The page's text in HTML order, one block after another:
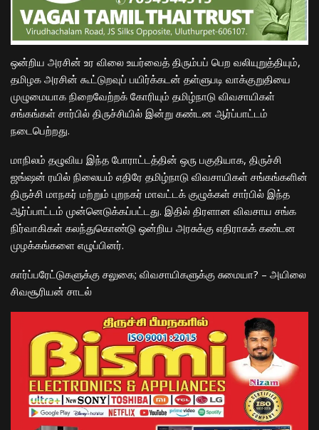
ஒன்றிய அரசின் உர விலை உயர்வைத் திரும்பப் பெற வலியுறுத்தியும்,
தமிழக அரசின் கூட்டுறவுப் பயிர்க்கடன் தள்ளுபடி வாக்குறுதியை
முழுமையாக நிறைவேற்றக் கோரியும் தமிழ்நாடு விவசாயிகள்
சங்கங்கள் சார்பில் திருச்சியில் இன்று கண்டன ஆர்ப்பாட்டம்
நடைபெற்றது.
​மாநிலம் தழுவிய இந்த போராட்டத்தின் ஒரு பகுதியாக, திருச்சி
ஜங்ஷன் ரயில் நிலையம் எதிரே தமிழ்நாடு விவசாயிகள் சங்கங்களின்
திருச்சி மாநகர் மற்றும் புறநகர் மாவட்டக் குழுக்கள் சார்பில் இந்த
ஆர்ப்பாட்டம் முன்னெடுக்கப்பட்டது. இதில் திரளான விவசாய சங்க
நிர்வாகிகள் கலந்துகொண்டு ஒன்றிய அரசுக்கு எதிராகக் கண்டன
முழக்கங்களை எழுப்பினர்.
​கார்ப்பரேட்டுகளுக்கு சலுகை; விவசாயிகளுக்கு சுமையா? – அயிலை
சிவசூரியன் சாடல்